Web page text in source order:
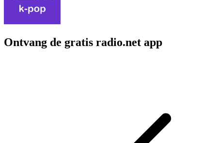
Ontvang de gratis radio.net app